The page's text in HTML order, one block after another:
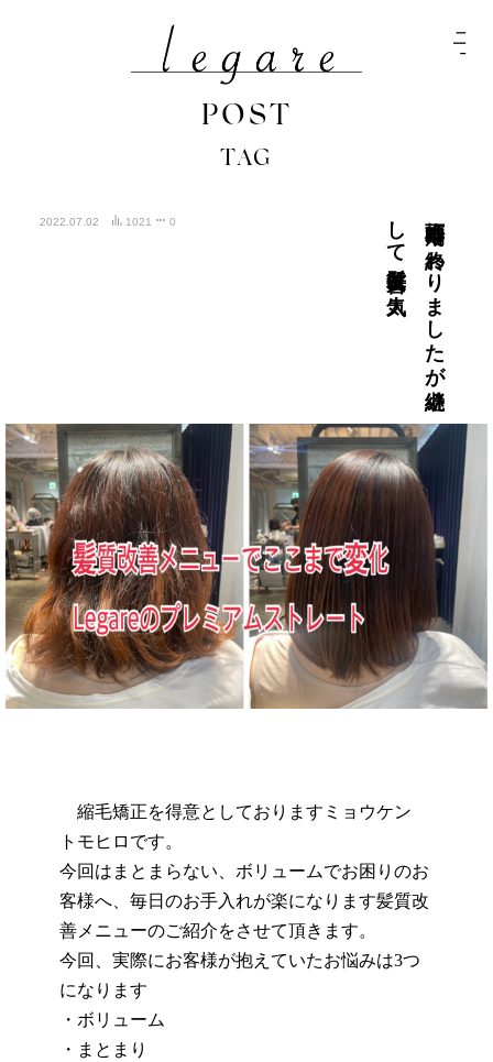
POST
TAG
2022.07.02 1021 0 梅雨時期は
終わ
り
ま
し
た
が
継続
し
て
髪質改善は
人気
縮毛矯正を得意としておりますミョウケン
トモヒロです。
今回はまとまらない、ボリュームでお困りのお
客様へ、毎日のお手入れが楽になります髪質改
善メニューのご紹介をさせて頂きます。
今回、実際にお客様が抱えていたお悩みは3つ
になります
・ボリューム
・まとまり